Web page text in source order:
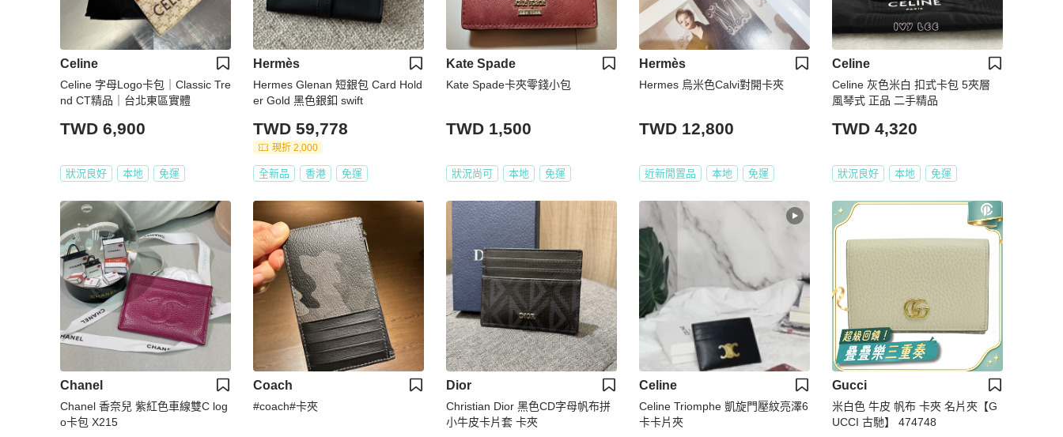
Celine
Celine 字母Logo卡包｜Classic Tre
nd CT精品｜台北東區實體
TWD 6,900
狀況良好 本地 免運
Hermès
Hermes Glenan 短銀包 Card Hold
er Gold 黑色銀釦 swift
TWD 59,778
現折 2,000
全新品 香港 免運
Kate Spade
Kate Spade卡夾零錢小包
TWD 1,500
狀況尚可 本地 免運
Hermès
Hermes 烏米色Calvi對開卡夾
TWD 12,800
近新閒置品 本地 免運
Celine
Celine 灰色米白 扣式卡包 5夾層
風琴式 正品 二手精品
TWD 4,320
狀況良好 本地 免運
Chanel
Chanel 香奈兒 紫紅色車線雙C log
o卡包 X215
Coach
#coach#卡夾
Dior
Christian Dior 黑色CD字母帆布拼
小牛皮卡片套 卡夾
Celine
Celine Triomphe 凱旋門壓紋亮澤6
卡卡片夾
Gucci
米白色 牛皮 帆布 卡夾 名片夾【G
UCCI 古馳】 474748